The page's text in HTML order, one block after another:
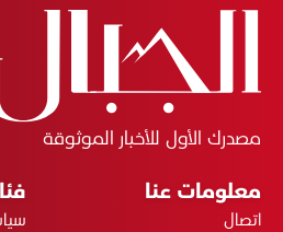
مصدرك الأول للأخبار الموثوقة
معلومات عنا
اتصال